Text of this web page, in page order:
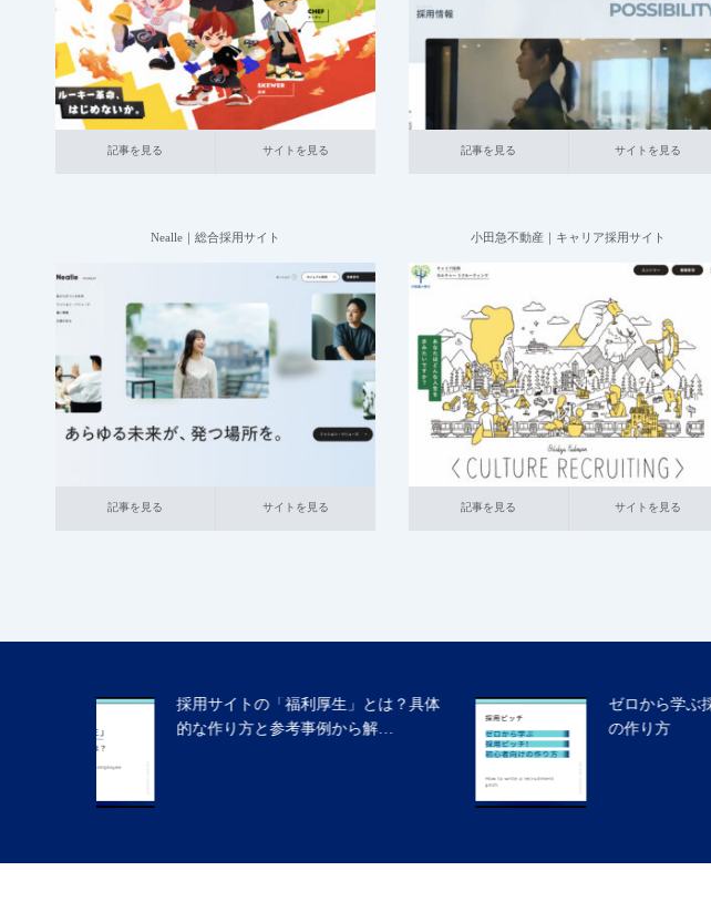
採用サイト
記事を見る サイトを見る
記事を見る サイトを見る
大企業の採用サイト
記事を見る サイトを見る
記事を見る サイトを見る
Nealle｜総合採用サイト
2025.06.20
004_総合採用サイト 007_ネットサービ
ス関連 中小企業の採用サイト
記事を見る サイトを見る
小田急不動産｜キャリア採用サイト
2025.06.20
004_総合採用サイト 020_不動産 大企業
の採用サイト
記事を見る サイトを見る
記事を見る サイトを見る
ゼロから学ぶ採用ピッチ！初心者向け
の作り方
採用
は？具